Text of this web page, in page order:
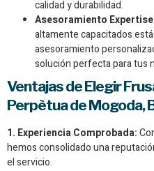
calidad y durabilidad.
Asesoramiento
altamente capacitados
asesoramiento
solución perfecta para tus
Ventajas de Elegir
Perpètua de Mogoda,
1. Experiencia Comprobada:
hemos consolidado una
el servicio.